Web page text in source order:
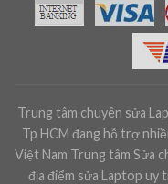
Trung tâm chuyên sửa
Tp HCM đang hỗ trợ
Việt Nam Trung tâm Sửa
địa điểm sửa Laptop uy